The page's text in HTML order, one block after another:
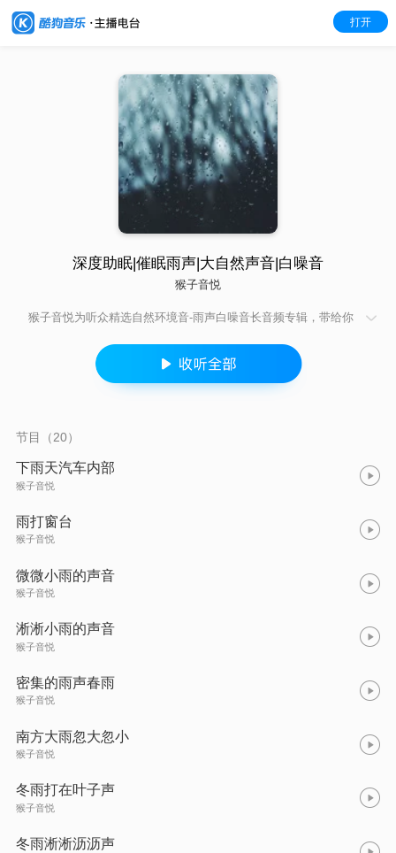
打开
深度助眠|催眠雨声|大自然声音|白噪音
猴子音悦
猴子音悦为听众精选自然环境音-雨声白噪音长音频专辑，带给你
节目（20）
下雨天汽车内部
猴子音悦
雨打窗台
猴子音悦
微微小雨的声音
猴子音悦
淅淅小雨的声音
猴子音悦
密集的雨声春雨
猴子音悦
南方大雨忽大忽小
猴子音悦
冬雨打在叶子声
猴子音悦
冬雨淅淅沥沥声